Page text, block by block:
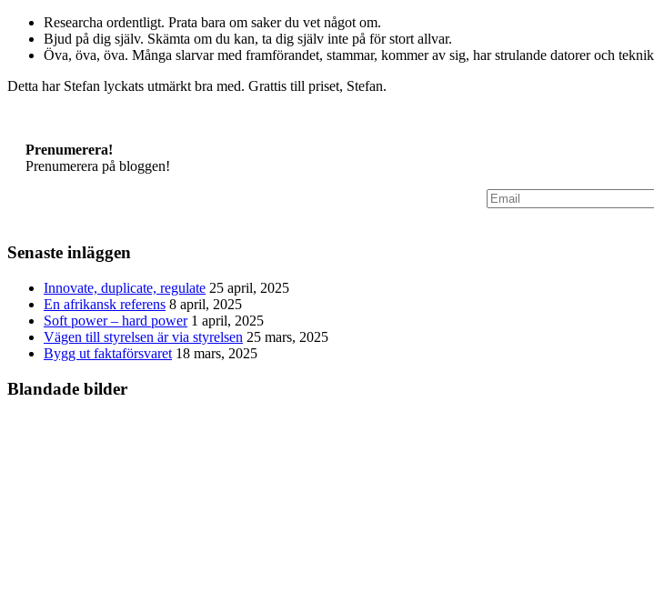
Researcha ordentligt. Prata bara om saker du vet något om.
Bjud på dig själv. Skämta om du kan, ta dig själv inte på för stort allvar.
Öva, öva, öva. Många slarvar med framförandet, stammar, kommer av sig, har strulande datorer och
Detta har Stefan lyckats utmärkt bra med. Grattis till priset, Stefan.
Prenumerera!
Prenumerera på bloggen!
Senaste inläggen
Innovate, duplicate, regulate 25 april, 2025
En afrikansk referens 8 april, 2025
Soft power – hard power 1 april, 2025
Vägen till styrelsen är via styrelsen 25 mars, 2025
Bygg ut faktaförsvaret 18 mars, 2025
Blandade bilder